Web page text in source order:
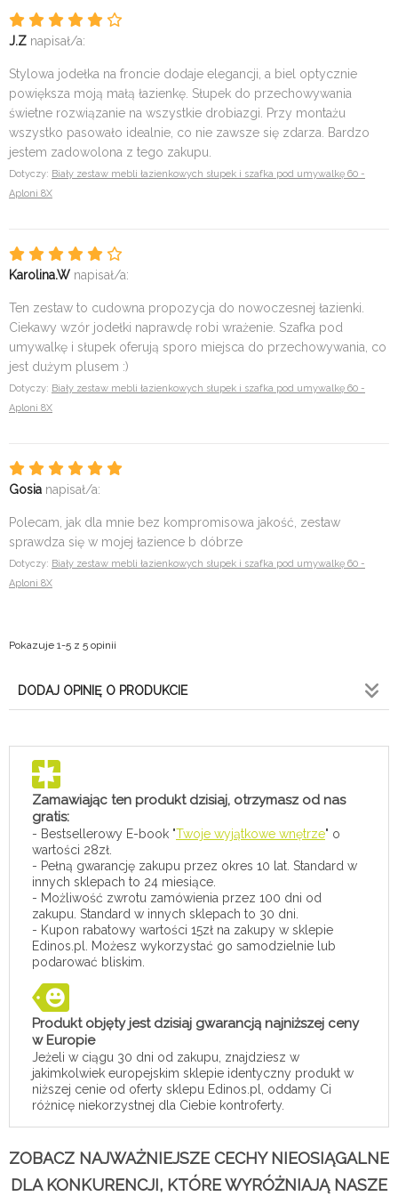
J.Z napisał/a:
Stylowa jodełka na froncie dodaje elegancji, a biel optycznie
powiększa moją małą łazienkę. Słupek do przechowywania
świetne rozwiązanie na wszystkie drobiazgi. Przy montażu
wszystko pasowało idealnie, co nie zawsze się zdarza. Bardzo
jestem zadowolona z tego zakupu.
Dotyczy: Biały zestaw mebli łazienkowych słupek i szafka pod umywalkę 60 -
Aploni 8X
Karolina.W napisał/a:
Ten zestaw to cudowna propozycja do nowoczesnej łazienki.
Ciekawy wzór jodełki naprawdę robi wrażenie. Szafka pod
umywalkę i słupek oferują sporo miejsca do przechowywania, co
jest dużym plusem :)
Dotyczy: Biały zestaw mebli łazienkowych słupek i szafka pod umywalkę 60 -
Aploni 8X
Gosia napisał/a:
Polecam, jak dla mnie bez kompromisowa jakość, zestaw
sprawdza się w mojej łazience b dóbrze
Dotyczy: Biały zestaw mebli łazienkowych słupek i szafka pod umywalkę 60 -
Aploni 8X
Pokazuje 1-5 z 5 opinii
DODAJ OPINIĘ O PRODUKCIE
Zamawiając ten produkt dzisiaj, otrzymasz od nas
gratis:
- Bestsellerowy E-book "Twoje wyjątkowe wnętrze" o
wartości 28zł.
- Pełną gwarancję zakupu przez okres 10 lat. Standard w
innych sklepach to 24 miesiące.
- Możliwość zwrotu zamówienia przez 100 dni od
zakupu. Standard w innych sklepach to 30 dni.
- Kupon rabatowy wartości 15zł na zakupy w sklepie
Edinos.pl. Możesz wykorzystać go samodzielnie lub
podarować bliskim.
Produkt objęty jest dzisiaj gwarancją najniższej ceny
w Europie
Jeżeli w ciągu 30 dni od zakupu, znajdziesz w
jakimkolwiek europejskim sklepie identyczny produkt w
niższej cenie od oferty sklepu Edinos.pl, oddamy Ci
różnicę niekorzystnej dla Ciebie kontroferty.
ZOBACZ NAJWAŻNIEJSZE CECHY NIEOSIĄGALNE
DLA KONKURENCJI, KTÓRE WYRÓŻNIAJĄ NASZE